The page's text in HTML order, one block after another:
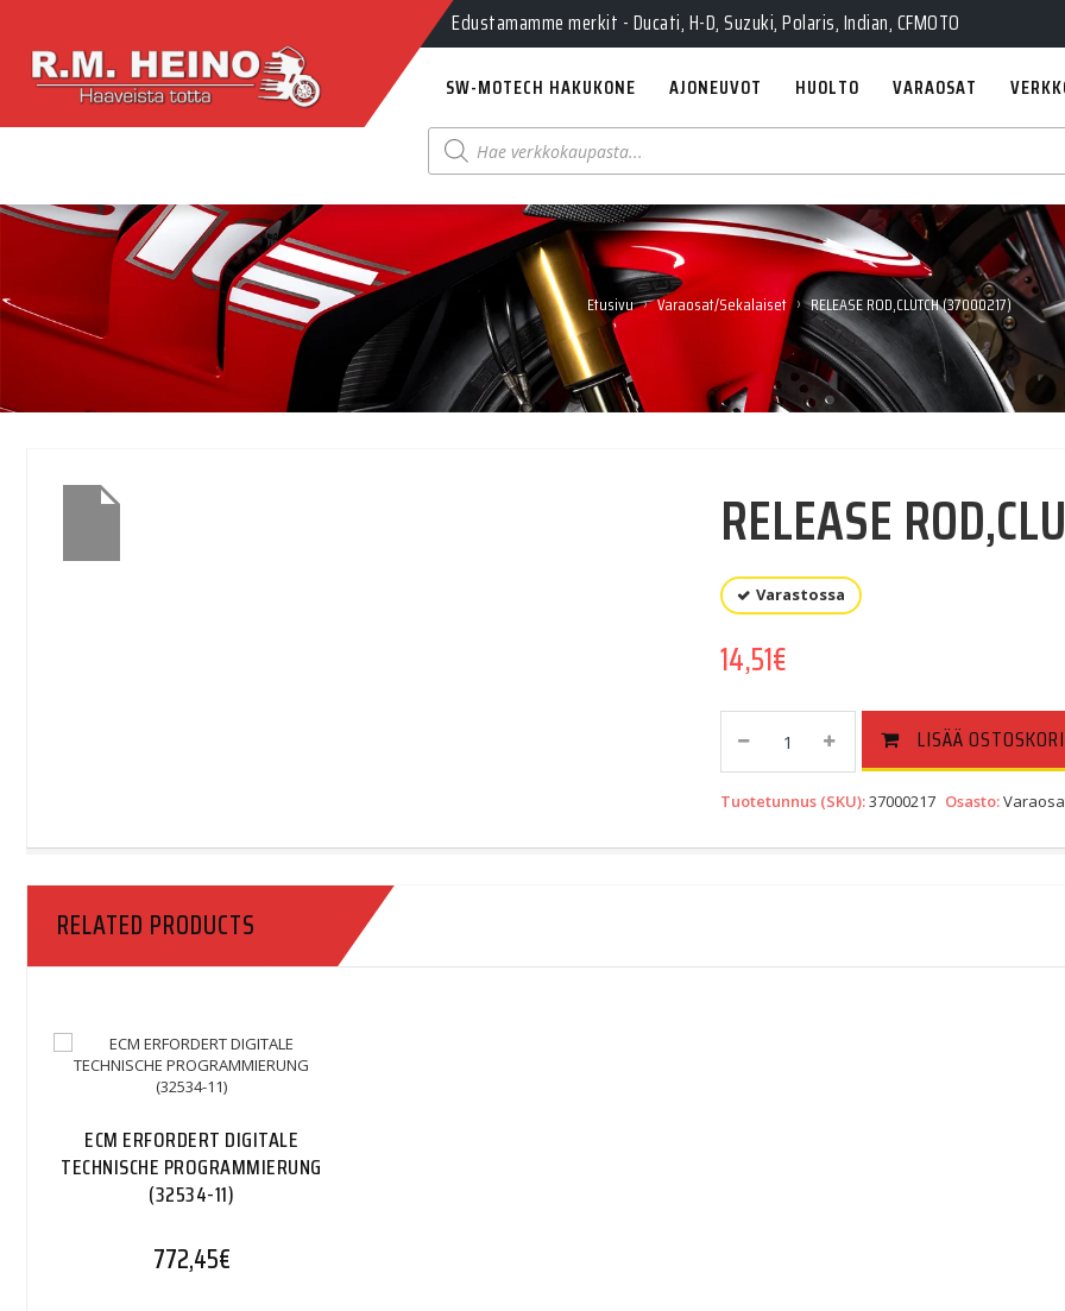
Edustamamme merkit - Ducati, H-D, Suzuki, Polaris, Indian, CFMOTO
SW-MOTECH HAKUKONE AJONEUVOT HUOLTO VARAOSAT
Products
search
Etusivu › Varaosat/Sekalaiset › RELEASE ROD,CLUTCH (37000217)
RELEASE
Varastossa
14,51€
RELEASE
ROD,CLUTCH
Quantity
LISÄÄ
Tuotetunnus (SKU):37000217 Osasto:
RELATED PRODUCTS
ECM ERFORDERT DIGITALE
TECHNISCHE PROGRAMMIERUNG
(32534-11)
772,45€